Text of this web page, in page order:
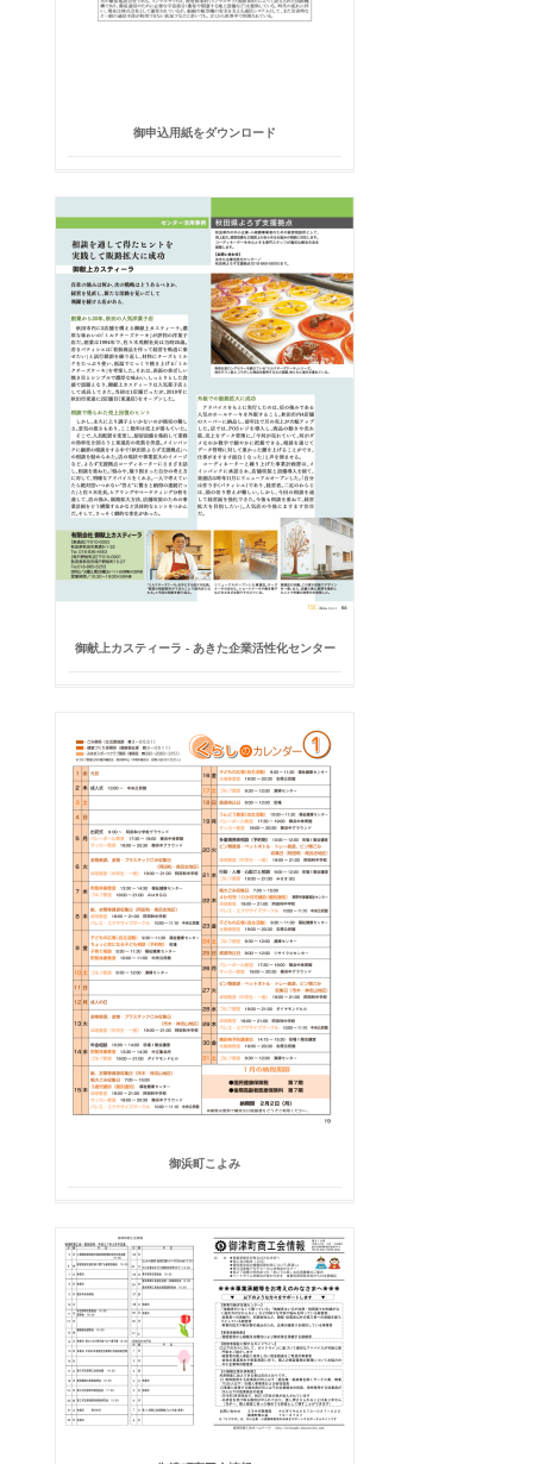
御申込用紙をダウンロード
御献上カスティーラ - あきた企業活性化センター
御浜町こよみ